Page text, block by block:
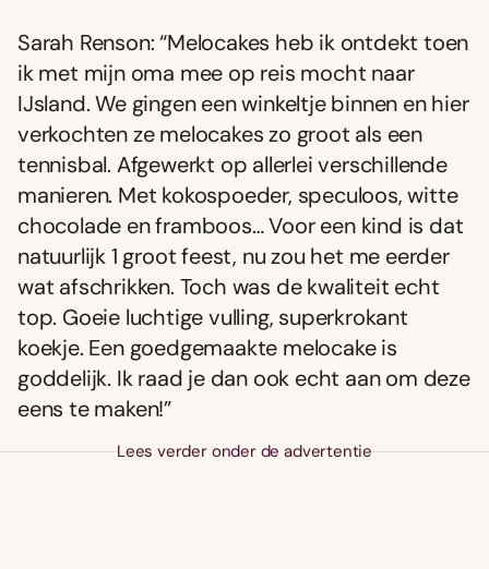
Sarah Renson: “Melocakes heb ik ontdekt toen
ik met mijn oma mee op reis mocht naar
IJsland. We gingen een winkeltje binnen en hier
verkochten ze melocakes zo groot als een
tennisbal. Afgewerkt op allerlei verschillende
manieren. Met kokospoeder, speculoos, witte
chocolade en framboos… Voor een kind is dat
natuurlijk 1 groot feest, nu zou het me eerder
wat afschrikken. Toch was de kwaliteit echt
top. Goeie luchtige vulling, superkrokant
koekje. Een goedgemaakte melocake is
goddelijk. Ik raad je dan ook echt aan om deze
eens te maken!”
Lees verder onder de advertentie